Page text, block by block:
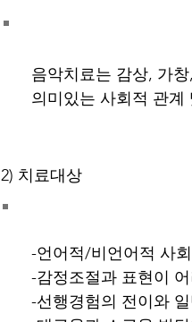
음악치료는 감상, 가
의미있는 사회적 관
2) 치료대상
-언어적/비언어적 사
-감정조절과 표현이
-선행경험의 전이와